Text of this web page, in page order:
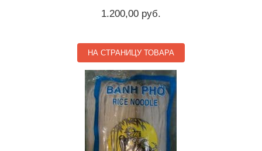
1.200,00 руб.
НА СТРАНИЦУ ТОВАРА